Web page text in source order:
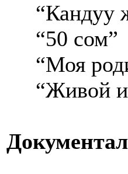
“Кандуу
“50 сом”
“Моя
“Живой